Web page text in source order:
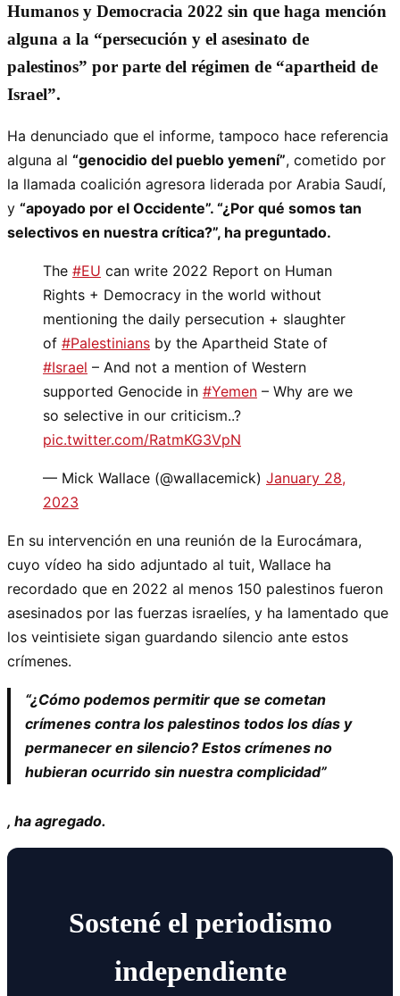
Humanos y Democracia 2022 sin que haga mención
alguna a la “persecución y el asesinato de
palestinos” por parte del régimen de “apartheid de
Israel”.
Ha denunciado que el informe, tampoco hace referencia
alguna al “genocidio del pueblo yemení”, cometido por
la llamada coalición agresora liderada por Arabia Saudí,
y “apoyado por el Occidente”. “¿Por qué somos tan
selectivos en nuestra crítica?”, ha preguntado.
The #EU can write 2022 Report on Human
Rights + Democracy in the world without
mentioning the daily persecution + slaughter
of #Palestinians by the Apartheid State of
#Israel – And not a mention of Western
supported Genocide in #Yemen – Why are we
so selective in our criticism..?
pic.twitter.com/RatmKG3VpN
— Mick Wallace (@wallacemick) January 28,
2023
En su intervención en una reunión de la Eurocámara,
cuyo vídeo ha sido adjuntado al tuit, Wallace ha
recordado que en 2022 al menos 150 palestinos fueron
asesinados por las fuerzas israelíes, y ha lamentado que
los veintisiete sigan guardando silencio ante estos
crímenes.
“¿Cómo podemos permitir que se cometan
crímenes contra los palestinos todos los días y
permanecer en silencio? Estos crímenes no
hubieran ocurrido sin nuestra complicidad”
, ha agregado.
Sostené el periodismo
independiente